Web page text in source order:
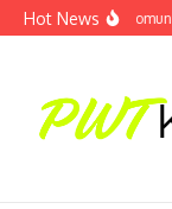
Przejdź do treści
Hot News
Bilety na